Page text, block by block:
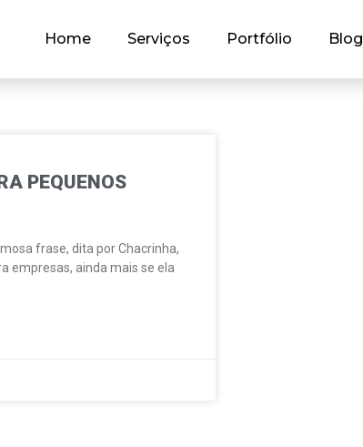
Home Serviços Portfólio Blog
PEQUENOS
frase, dita por Chacrinha,
empresas, ainda mais se ela